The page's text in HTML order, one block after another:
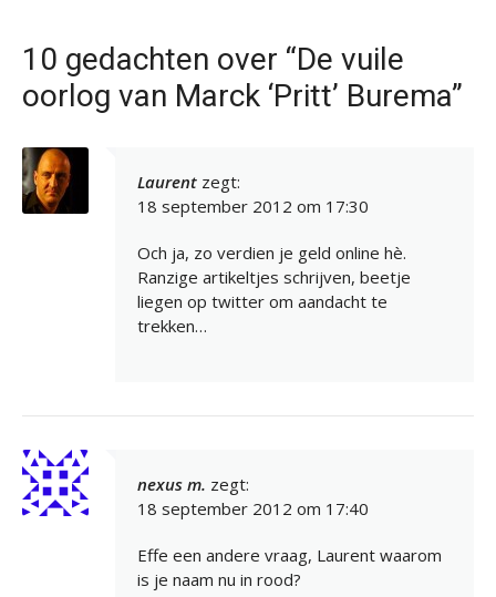
10 gedachten over “De vuile
oorlog van Marck ‘Pritt’ Burema”
Laurent zegt:
18 september 2012 om 17:30
Och ja, zo verdien je geld online hè.
Ranzige artikeltjes schrijven, beetje
liegen op twitter om aandacht te
trekken…
nexus m. zegt:
18 september 2012 om 17:40
Effe een andere vraag, Laurent waarom
is je naam nu in rood?